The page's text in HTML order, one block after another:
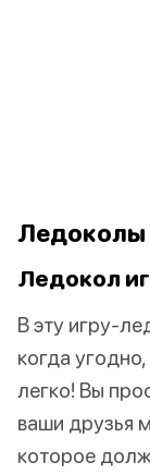
Ледоколы
Ледокол
В эту игру-
когда
легко! Вы
ваши друзья
которое